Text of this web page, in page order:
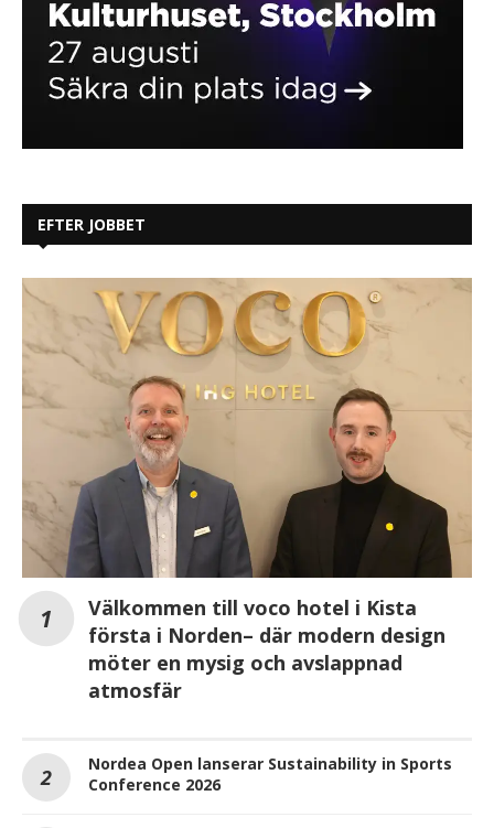
EFTER JOBBET
Välkommen till voco hotel i Kista
första i Norden– där modern design
möter en mysig och avslappnad
atmosfär
Nordea Open lanserar Sustainability in Sports
Conference 2026